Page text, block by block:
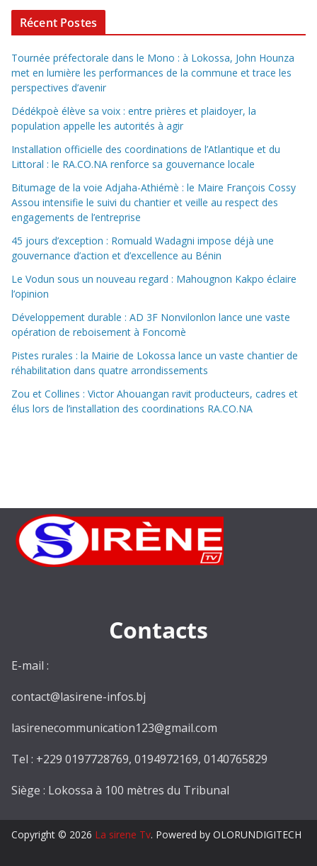
Récent Postes
Tournée préfectorale dans le Mono : à Lokossa, John Hounza
met en lumière les performances de la commune et trace les
perspectives d’avenir
Dédékpoè élève sa voix : entre prières et plaidoyer, la
population appelle les autorités à agir
Installation officielle des coordinations de l’Atlantique et du
Littoral : le RA.CO.NA renforce sa gouvernance locale
Bitumage de la voie Adjaha-Athiémè : le Maire François Cossy
Assou intensifie le suivi du chantier et veille au respect des
engagements de l’entreprise
45 jours d’exception : Romuald Wadagni impose déjà une
gouvernance d’action et d’excellence au Bénin
Le Vodun sous un nouveau regard : Mahougnon Kakpo éclaire
l’opinion
Développement durable : AD 3F Nonvilonlon lance une vaste
opération de reboisement à Foncomè
Pistes rurales : la Mairie de Lokossa lance un vaste chantier de
réhabilitation dans quatre arrondissements
Zou et Collines : Victor Ahouangan ravit producteurs, cadres et
élus lors de l’installation des coordinations RA.CO.NA
Contacts
E-mail :
contact@lasirene-infos.bj
lasirenecommunication123@gmail.com
Tel : +229 0197728769, 0194972169, 0140765829
Siège : Lokossa à 100 mètres du Tribunal
Copyright © 2026 La sirene Tv. Powered by OLORUNDIGITECH